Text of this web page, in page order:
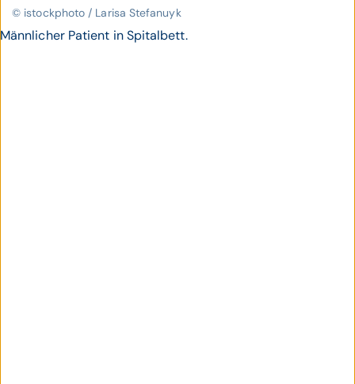
© istockphoto / Larisa Stefanuyk
Männlicher Patient in Spitalbett.